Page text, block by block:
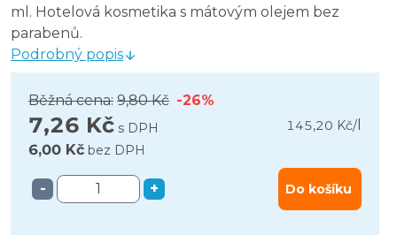
ml. Hotelová kosmetika s mátovým olejem bez
parabenů.
Podrobný popis
Běžná cena: 9,80 Kč -26%
7,26 Kč s DPH 145,20 Kč/
6,00 Kč bez DPH
- + Do košíku